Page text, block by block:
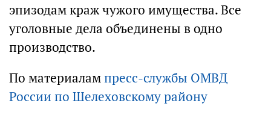
эпизодам краж чужого имущества. Все
уголовные дела объединены в одно
производство.
По материалампресс-службы ОМВД
России по Шелеховскому району